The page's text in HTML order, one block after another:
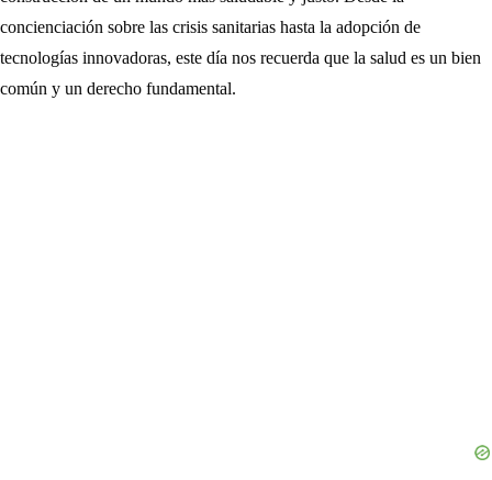
concienciación sobre las crisis sanitarias hasta la adopción de
tecnologías innovadoras, este día nos recuerda que la salud es un bien
común y un derecho fundamental.